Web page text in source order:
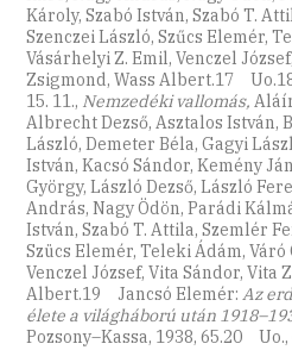
Károly, Szabó István, Szabó T.
Szenczei László, Szűcs Elemér,
Vásárhelyi Z. Emil, Venczel
Zsigmond, Wass Albert.17
15. 11., Nemzedéki vallomás,
Albrecht Dezső, Asztalos István,
László, Demeter Béla, Gagyi
István, Kacsó Sándor, Kemény
György, László Dezső, László
András, Nagy Ödön, Parádi
István, Szabó T. Attila, Szemlér
Szücs Elemér, Teleki Ádám,
Venczel József, Vita Sándor, Vita
Albert.19 Jancsó Elemér: Az
élete a világháború után
Pozsony–Kassa, 1938, 65.20